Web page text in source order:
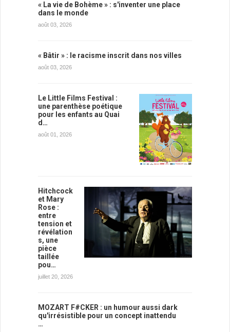
« La vie de Bohème » : s'inventer une place
dans le monde
août 03, 2026
« Bâtir » : le racisme inscrit dans nos villes
août 03, 2026
Le Little Films Festival :
une parenthèse poétique
pour les enfants au Quai
d…
août 01, 2026
Hitchcock
et Mary
Rose :
entre
tension et
révélation
s, une
pièce
taillée
pou…
juillet 20, 2026
MOZART F#CKER : un humour aussi dark
qu'irrésistible pour un concept inattendu
…